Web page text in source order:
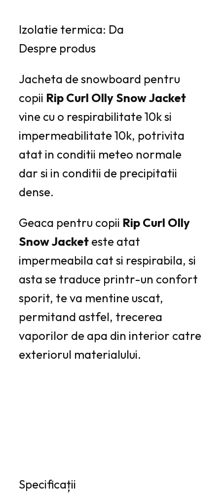
Izolatie termica: Da
Despre produs
Jacheta de snowboard pentru
copii Rip Curl Olly Snow Jacket
vine cu o respirabilitate 10k si
impermeabilitate 10k, potrivita
atat in conditii meteo normale
dar si in conditii de precipitatii
dense.
Geaca pentru copii Rip Curl Olly
Snow Jacket este atat
impermeabila cat si respirabila, si
asta se traduce printr-un confort
sporit, te va mentine uscat,
permitand astfel, trecerea
vaporilor de apa din interior catre
exteriorul materialului.
Specificații